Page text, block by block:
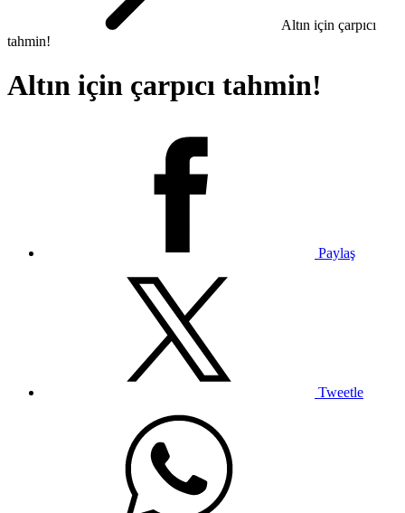
Altın için çarpıcı
tahmin!
Altın için çarpıcı tahmin!
Paylaş
Tweetle